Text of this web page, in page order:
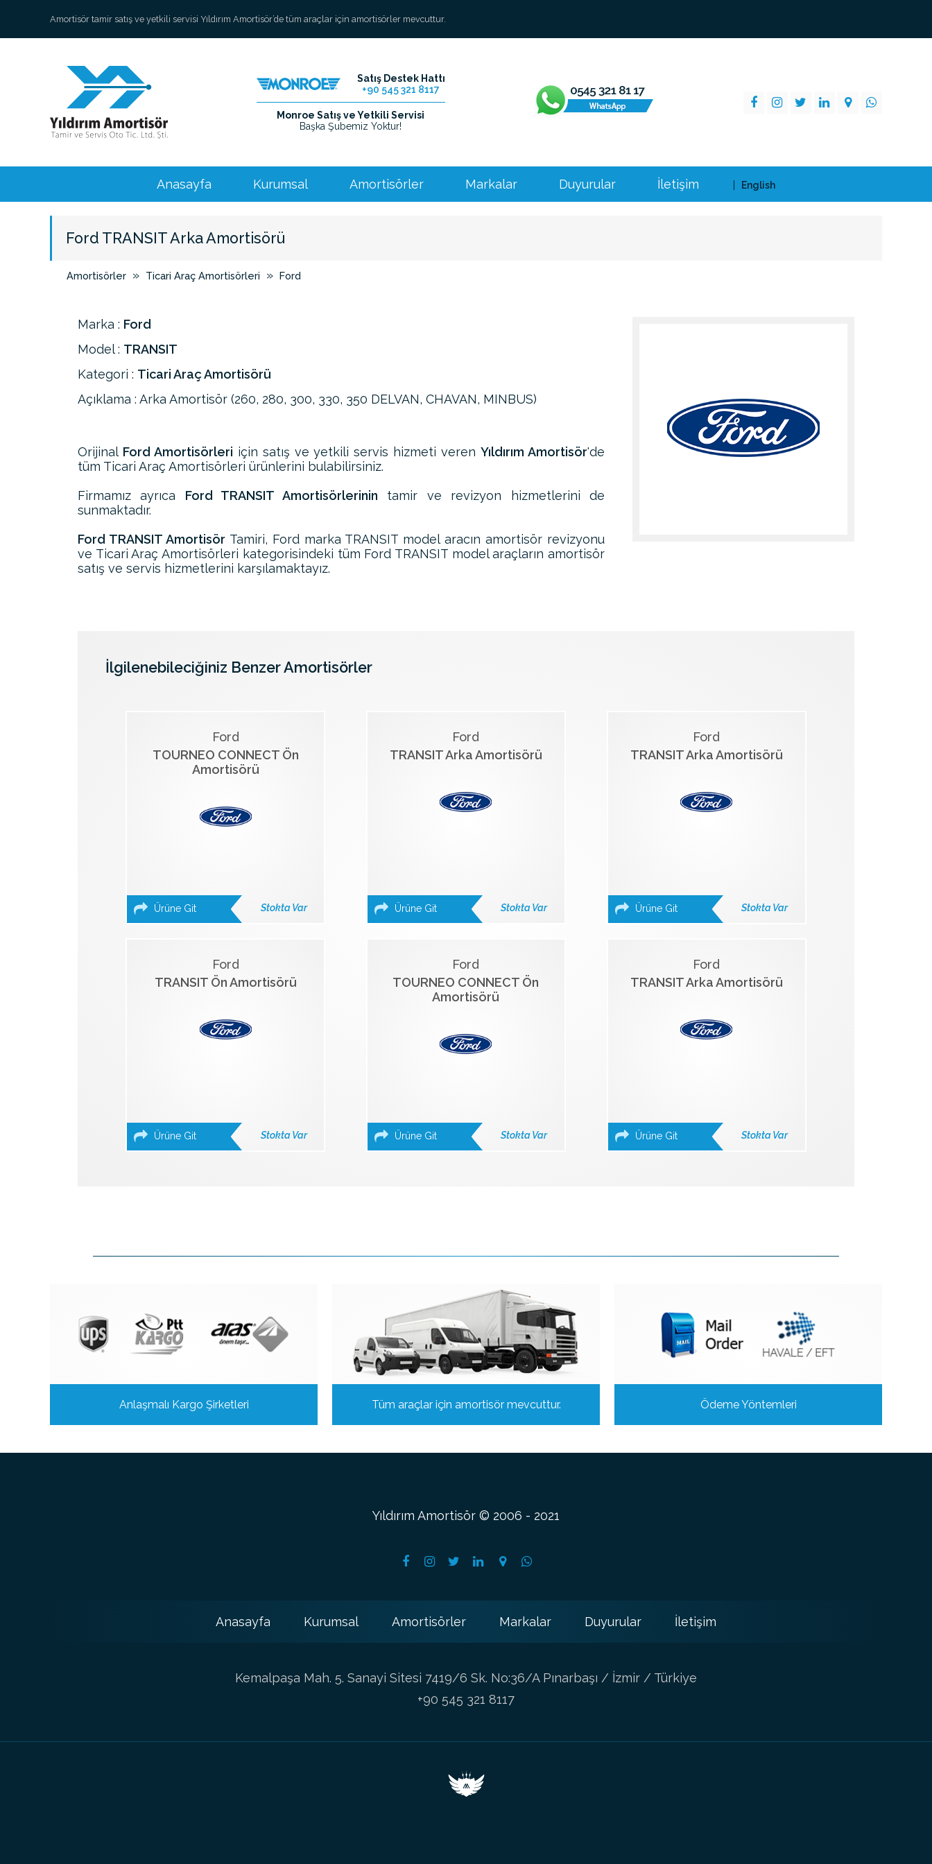
Amortisör tamir satış ve yetkili servisi Yıldırım Amortisör’de tüm araçlar için amortisörler mevcuttur.
Satış Destek Hattı
+90 545 321 8117
Monroe Satış ve Yetkili Servisi
Başka Şubemiz Yoktur!
Anasayfa Kurumsal Amortisörler Markalar Duyurular İletişim English
Ford TRANSIT Arka Amortisörü
Amortisörler » Ticari Araç Amortisörleri » Ford
Marka : Ford
Model : TRANSIT
Kategori : Ticari Araç Amortisörü
Açıklama : Arka Amortisör (260, 280, 300, 330, 350 DELVAN, CHAVAN, MINBUS)
Orijinal Ford Amortisörleri için satış ve yetkili servis hizmeti verenYıldırım Amortisör'de
tüm Ticari Araç Amortisörleri ürünlerini bulabilirsiniz.
Firmamız ayrıca Ford TRANSIT Amortisörlerinin tamir ve revizyon hizmetlerini de
sunmaktadır.
Ford TRANSIT Amortisör Tamiri, Ford marka TRANSIT model aracın amortisör revizyonu
ve Ticari Araç Amortisörleri kategorisindeki tüm Ford TRANSIT model araçların amortisör
satış ve servis hizmetlerini karşılamaktayız.
İlgilenebileciğiniz Benzer Amortisörler
Ford
TOURNEO CONNECT Ön
Amortisörü
Ürüne Git Stokta Var
Ford
TRANSIT Arka Amortisörü
Ürüne Git Stokta Var
Ford
TRANSIT Arka Amortisörü
Ürüne Git Stokta Var
Ford
TRANSIT Ön Amortisörü
Ürüne Git Stokta Var
Ford
TOURNEO CONNECT Ön
Amortisörü
Ürüne Git Stokta Var
Ford
TRANSIT Arka Amortisörü
Ürüne Git Stokta Var
Anlaşmalı Kargo Şirketleri Tüm araçlar için amortisör mevcuttur. Ödeme Yöntemleri
Yıldırım Amortisör © 2006 - 2021
Anasayfa Kurumsal Amortisörler Markalar Duyurular İletişim
Kemalpaşa Mah. 5. Sanayi Sitesi 7419/6 Sk. No:36/A Pınarbaşı / İzmir / Türkiye
+90 545 321 8117